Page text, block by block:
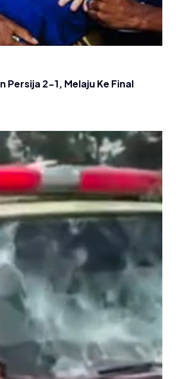
Persija 2-1, Melaju Ke Final